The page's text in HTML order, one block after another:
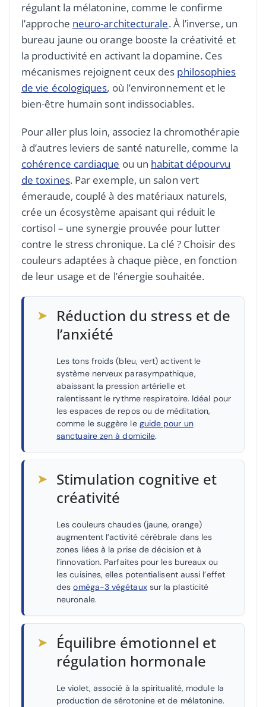
régulant la mélatonine, comme le confirme
l’approche neuro-architecturale. À l’inverse, un
bureau jaune ou orange booste la créativité et
la productivité en activant la dopamine. Ces
mécanismes rejoignent ceux des philosophies
de vie écologiques, où l’environnement et le
bien-être humain sont indissociables.
Pour aller plus loin, associez la chromothérapie
à d’autres leviers de santé naturelle, comme la
cohérence cardiaque ou un habitat dépourvu
de toxines. Par exemple, un salon vert
émeraude, couplé à des matériaux naturels,
crée un écosystème apaisant qui réduit le
cortisol – une synergie prouvée pour lutter
contre le stress chronique. La clé ? Choisir des
couleurs adaptées à chaque pièce, en fonction
de leur usage et de l’énergie souhaitée.
➤ Réduction du stress et de
l’anxiété
Les tons froids (bleu, vert) activent le
système nerveux parasympathique,
abaissant la pression artérielle et
ralentissant le rythme respiratoire. Idéal pour
les espaces de repos ou de méditation,
comme le suggère le guide pour un
sanctuaire zen à domicile.
➤ Stimulation cognitive et
créativité
Les couleurs chaudes (jaune, orange)
augmentent l’activité cérébrale dans les
zones liées à la prise de décision et à
l’innovation. Parfaites pour les bureaux ou
les cuisines, elles potentialisent aussi l’effet
desoméga-3 végétauxsur la plasticité
neuronale.
➤ Équilibre émotionnel et
régulation hormonale
Le violet, associé à la spiritualité, module la
production de sérotonine et de mélatonine.